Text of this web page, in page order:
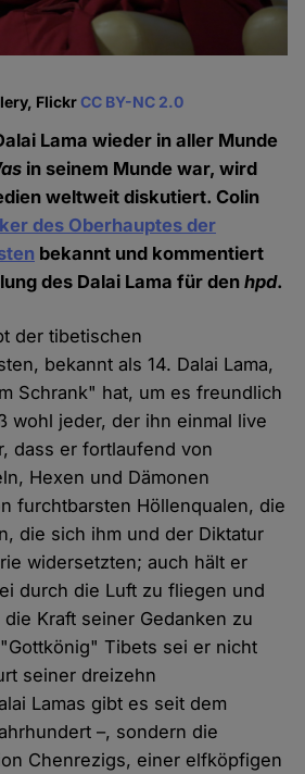
FlickrCC BY-NC 2.0
Lama wieder in aller Munde
in seinem Munde war, wird
weltweit diskutiert. Colin
des Oberhauptes der
bekannt und kommentiert
des Dalai Lama für denhpd.
der tibetischen
bekannt als 14. Dalai Lama,
Schrank" hat, um es freundlich
wohl jeder, der ihn einmal live
dass er fortlaufend von
Hexen und Dämonen
furchtbarsten Höllenqualen, die
die sich ihm und der Diktatur
widersetzten; auch hält er
durch die Luft zu fliegen und
Kraft seiner Gedanken zu
Tibets sei er nicht
seiner dreizehn
Lamas gibt es seit dem
–, sondern die
Chenrezigs, einer elfköpfigen